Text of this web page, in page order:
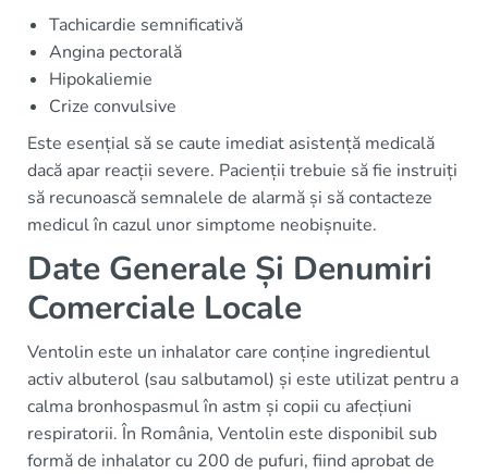
Tachicardie semnificativă
Angina pectorală
Hipokaliemie
Crize convulsive
Este esențial să se caute imediat asistență medicală
dacă apar reacții severe. Pacienții trebuie să fie instruiți
să recunoască semnalele de alarmă și să contacteze
medicul în cazul unor simptome neobișnuite.
Date Generale Și Denumiri
Comerciale Locale
Ventolin este un inhalator care conține ingredientul
activ albuterol (sau salbutamol) și este utilizat pentru a
calma bronhospasmul în astm și copii cu afecțiuni
respiratorii. În România, Ventolin este disponibil sub
formă de inhalator cu 200 de pufuri, fiind aprobat de